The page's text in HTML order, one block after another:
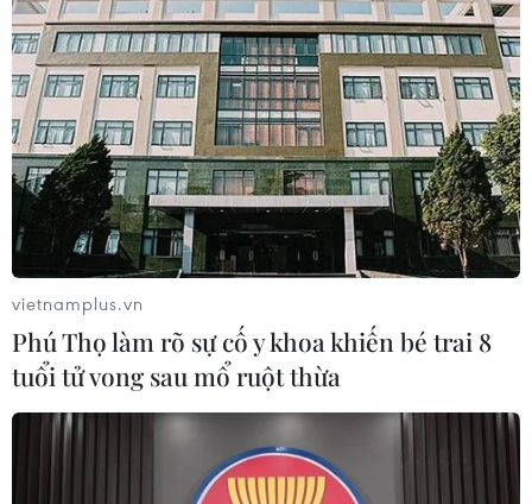
Quảng Trị đón người dân từ các tỉnh,
thành phía Nam về địa phương
vietnamplus.vn
Phú Thọ làm rõ sự cố y khoa khiến bé trai 8
tuổi tử vong sau mổ ruột thừa